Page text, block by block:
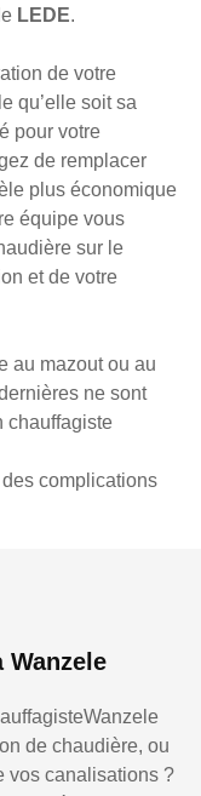
LEDE.
de votre
qu’elle soit sa
pour votre
de remplacer
plus économique
équipe vous
sur le
et de votre
au mazout ou au
ne sont
chauffagiste
complications
Wanzele
de chaudière, ou
vos canalisations ?